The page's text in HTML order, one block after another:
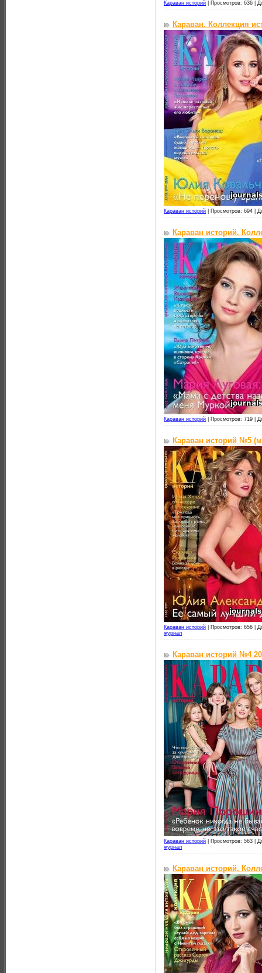
Караван историй Просмотров: 636 |
Караван. Коллекция
Караван историй Просмотров: 694 |
Караван историй.
Караван историй Просмотров: 719 |
Караван историй №5
Караван историй Просмотров: 656 |
журнал
Караван историй №4
Караван историй Просмотров: 563 |
журнал
Караван историй.